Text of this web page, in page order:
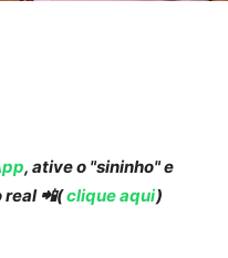
, ative o "sininho" e
📲(clique aqui)